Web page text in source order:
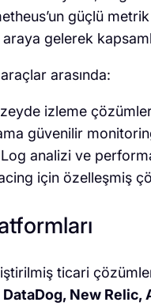
güçlü
gelerek
arasında:
izleme
güvenilir
Log analizi ve
için özelleşmiş
ticari
DataDog, New Relic,